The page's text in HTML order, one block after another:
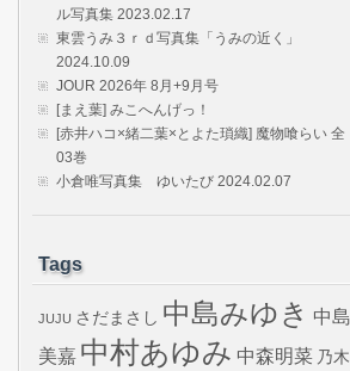
ル写真集 2023.02.17
東雲うみ３ｒｄ写真集「うみの近く」
2024.10.09
JOUR 2026年 8月+9月号
[まえ葉] みこへんげっ！
[赤井ハコ×緒二葉×とよた瑣織] 魔物喰らい 全
03巻
小倉唯写真集 ゆいたび 2024.02.07
Tags
JUJU さだまさし 中島みゆき 中島
美嘉 中村あゆみ 中森明菜 乃木